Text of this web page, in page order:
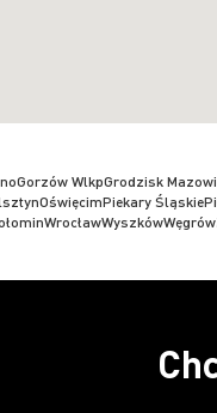
Gorzów WlkpGrodzisk
OświęcimPiekary Śląskie
WrocławWyszkówWęgrów